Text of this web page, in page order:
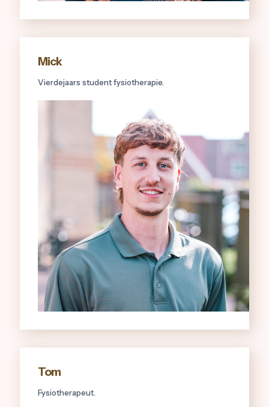
Mick
Vierdejaars student fysiotherapie.
Tom
Fysiotherapeut.